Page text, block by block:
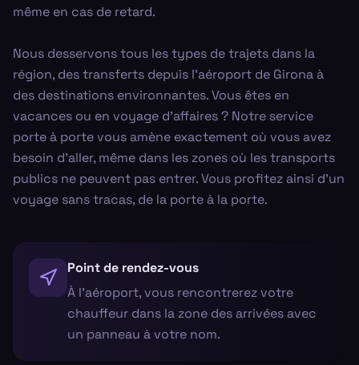
même en cas de retard.
Nous desservons tous les types de trajets dans la
région, des transferts depuis l'aéroport de Girona à
des destinations environnantes. Vous êtes en
vacances ou en voyage d'affaires ? Notre service
porte à porte vous amène exactement où vous avez
besoin d’aller, même dans les zones où les transports
publics ne peuvent pas entrer. Vous profitez ainsi d’un
voyage sans tracas, de la porte à la porte.
Point de rendez-vous
À l'aéroport, vous rencontrerez votre
chauffeur dans la zone des arrivées avec
un panneau à votre nom.